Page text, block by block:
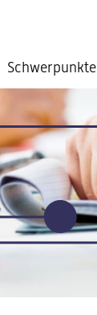
Schwerpunkte